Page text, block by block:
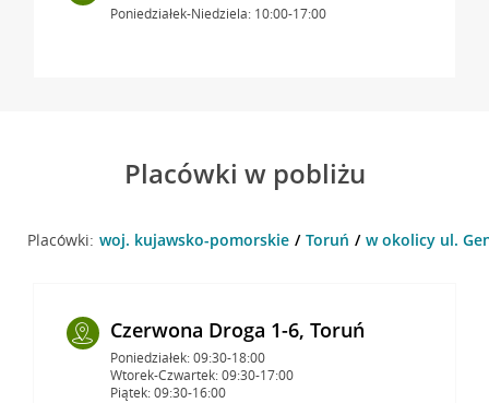
Poniedziałek-Niedziela: 10:00-17:00
Placówki w pobliżu
Placówki: woj. kujawsko-pomorskie Toruń w okolicy ul.
Czerwona Droga 1-6, Toruń
Poniedziałek: 09:30-18:00
Wtorek-Czwartek: 09:30-17:00
Piątek: 09:30-16:00